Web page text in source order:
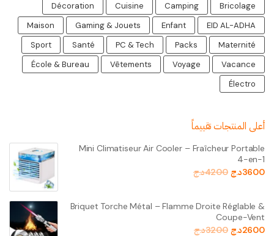
Bricolage
Camping
Cuisine
Décoration
EID AL-ADHA
Enfant
Gaming & Jouets
Maison
Maternité
Packs
PC & Tech
Santé
Sport
Vacance
Voyage
Vêtements
École & Bureau
Électro
أعلى المنتجات تقييماً
Mini Climatiseur Air Cooler – Fraîcheur Portable
4-en-1
3600د.ج 4200د.ج
Briquet Torche Métal – Flamme Droite Réglable &
Coupe-Vent
2600د.ج 3200د.ج